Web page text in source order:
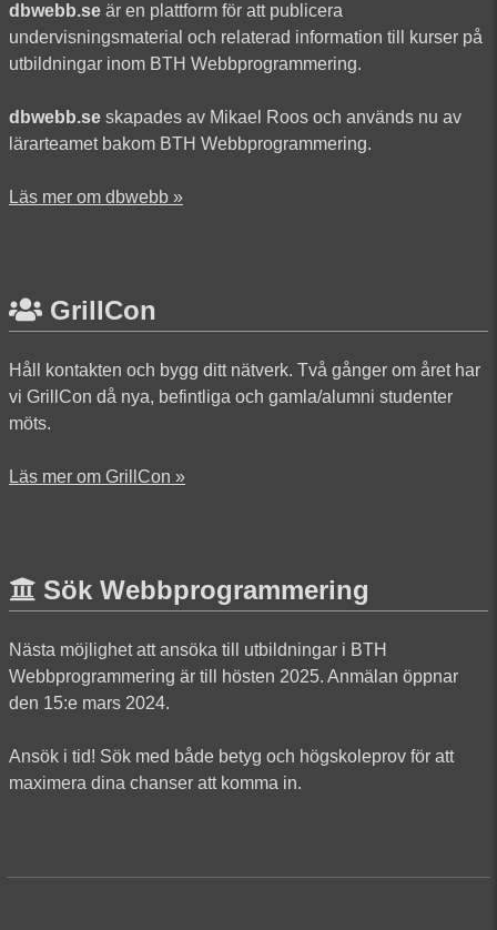
dbwebb.seär en plattform för att publicera
undervisningsmaterial och relaterad information till kurser på
utbildningar inom BTH Webbprogrammering.
dbwebb.seskapades av Mikael Roos och används nu av
lärarteamet bakom BTH Webbprogrammering.
Läs mer om dbwebb »
GrillCon
Håll kontakten och bygg ditt nätverk. Två gånger om året har
vi GrillCon då nya, befintliga och gamla/alumni studenter
möts.
Läs mer om GrillCon »
Sök Webbprogrammering
Nästa möjlighet att ansöka till utbildningar i BTH
Webbprogrammering är till hösten 2025. Anmälan öppnar
den 15:e mars 2024.
Ansök i tid! Sök med både betyg och högskoleprov för att
maximera dina chanser att komma in.